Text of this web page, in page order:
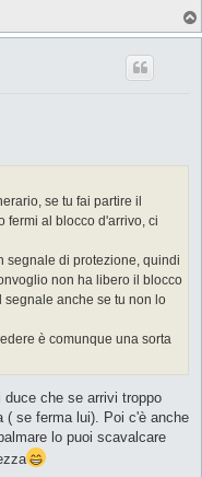
se tu fai partire il
fermi al blocco d'arrivo, ci
segnale di protezione, quindi
non ha libero il blocco
anche se tu non lo
è comunque una sorta
che se arrivi troppo
( se ferma lui). Poi c'è anche
lo puoi scavalcare